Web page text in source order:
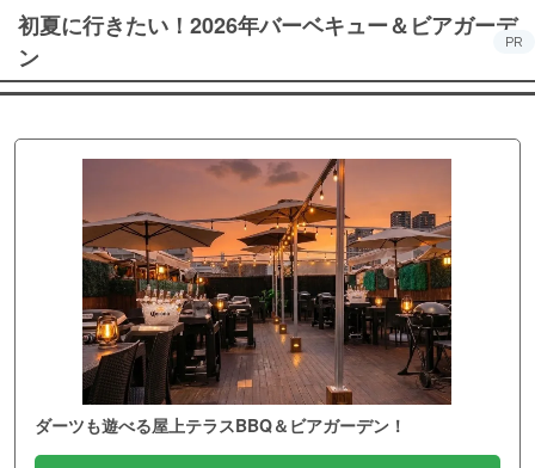
初夏に行きたい！2026年バーベキュー＆ビアガーデ
ン
PR
ダーツも遊べる屋上テラスBBQ＆ビアガーデン！